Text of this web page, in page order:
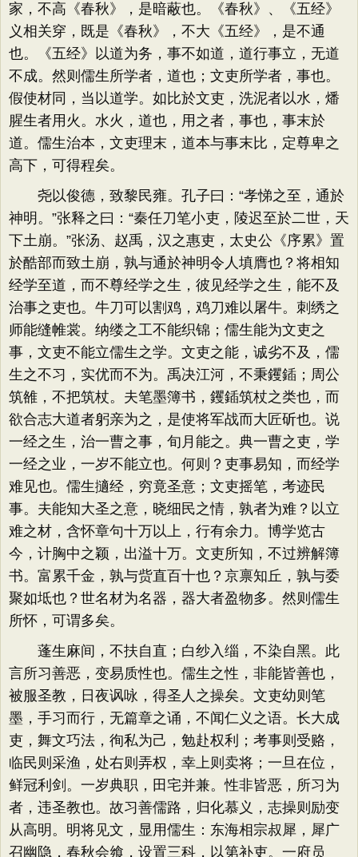
家，不高《春秋》，是暗蔽也。《春秋》、《五经》
义相关穿，既是《春秋》，不大《五经》，是不通
也。《五经》以道为务，事不如道，道行事立，无道
不成。然则儒生所学者，道也；文吏所学者，事也。
假使材同，当以道学。如比於文吏，洗泥者以水，燔
腥生者用火。水火，道也，用之者，事也，事末於
道。儒生治本，文吏理末，道本与事末比，定尊卑之
高下，可得程矣。
尧以俊德，致黎民雍。孔子曰：“孝悌之至，通於
神明。”张释之曰：“秦任刀笔小吏，陵迟至於二世，天
下土崩。”张汤、赵禹，汉之惠吏，太史公《序累》置
於酷部而致土崩，孰与通於神明令人填膺也？将相知
经学至道，而不尊经学之生，彼见经学之生，能不及
治事之吏也。牛刀可以割鸡，鸡刀难以屠牛。刺绣之
师能缝帷裳。纳缕之工不能织锦；儒生能为文吏之
事，文吏不能立儒生之学。文吏之能，诚劣不及，儒
生之不习，实优而不为。禹决江河，不秉钁鍤；周公
筑雒，不把筑杖。夫笔墨簿书，钁鍤筑杖之类也，而
欲合志大道者躬亲为之，是使将军战而大匠斫也。说
一经之生，治一曹之事，旬月能之。典一曹之吏，学
一经之业，一岁不能立也。何则？吏事易知，而经学
难见也。儒生擿经，穷竟圣意；文吏摇笔，考迹民
事。夫能知大圣之意，晓细民之情，孰者为难？以立
难之材，含怀章句十万以上，行有余力。博学览古
今，计胸中之颖，出溢十万。文吏所知，不过辨解簿
书。富累千金，孰与赀直百十也？京禀知丘，孰与委
聚如坻也？世名材为名器，器大者盈物多。然则儒生
所怀，可谓多矣。
蓬生麻间，不扶自直；白纱入缁，不染自黑。此
言所习善恶，变易质性也。儒生之性，非能皆善也，
被服圣教，日夜讽咏，得圣人之操矣。文吏幼则笔
墨，手习而行，无篇章之诵，不闻仁义之语。长大成
吏，舞文巧法，徇私为己，勉赴权利；考事则受赂，
临民则采渔，处右则弄权，幸上则卖将；一旦在位，
鲜冠利剑。一岁典职，田宅并兼。性非皆恶，所习为
者，违圣教也。故习善儒路，归化慕义，志操则励变
从高明。明将见文，显用儒生：东海相宗叔犀，犀广
召幽隐，春秋会飨，设置三科，以第补吏。一府员